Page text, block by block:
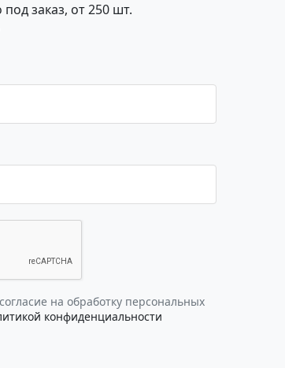
под заказ, от 250 шт.
на обработку персональных
конфиденциальности